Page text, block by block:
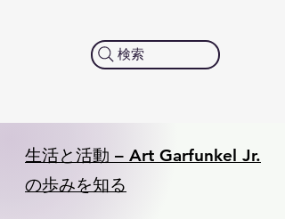
検索
生活と活動 – Art Garfunkel Jr.
の歩みを知る